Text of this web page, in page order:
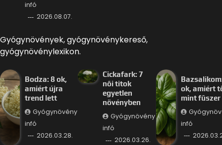
infó
2026.08.07.
Gyógynövények, gyógynövénykereső,
gyógynövénylexikon.
Bodza: 8 ok,
amiért újra
trend lett
Gyógynövény
infó
2026.03.28.
Cickafark: 7
női titok
egyetlen
növényben
Gyógynövény
infó
2026.03.26.
ok, amiért
mint fűszer
infó